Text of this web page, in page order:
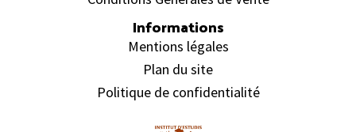
Informations
Mentions légales
Plan du site
Politique de confidentialité